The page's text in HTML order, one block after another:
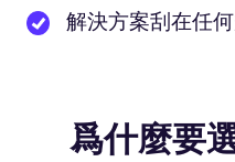
解決方案刮在任
爲什麼要